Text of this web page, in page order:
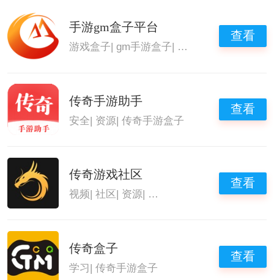
手游gm盒子平台
游戏盒子 |gm手游盒子 游戏装备交易软件|
查看
传奇手游助手
安全| 资源|传奇手游盒子
查看
传奇游戏社区
视频 |社区 资源 传奇手游盒子
查看
传奇盒子
学习|传奇手游盒子
查看